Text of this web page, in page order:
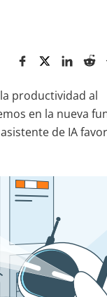
productividad al
en la nueva
de IA